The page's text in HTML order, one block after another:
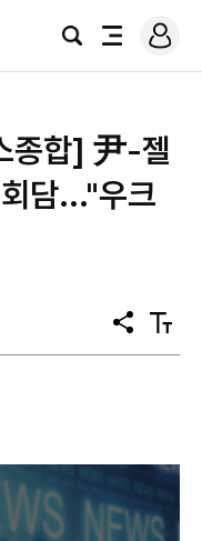
검
전
로
그
종합] 尹-젤
담..."우크
공
유
텍
스